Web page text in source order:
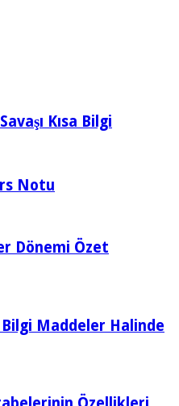
Kısa Bilgi
Notu
Dönemi Özet
Maddeler Halinde